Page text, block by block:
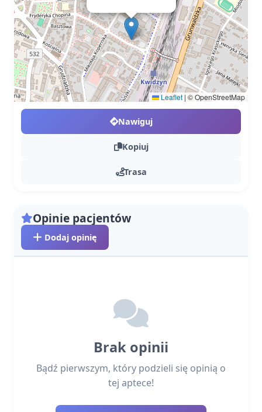
Leaflet | © OpenStreetMap
Nawiguj
Kopiuj
Trasa
Opinie pacjentów
Dodaj opinię
Brak opinii
Bądź pierwszym, który podzieli się opinią o
tej aptece!